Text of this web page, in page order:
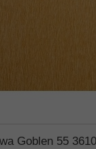
Goblen 55